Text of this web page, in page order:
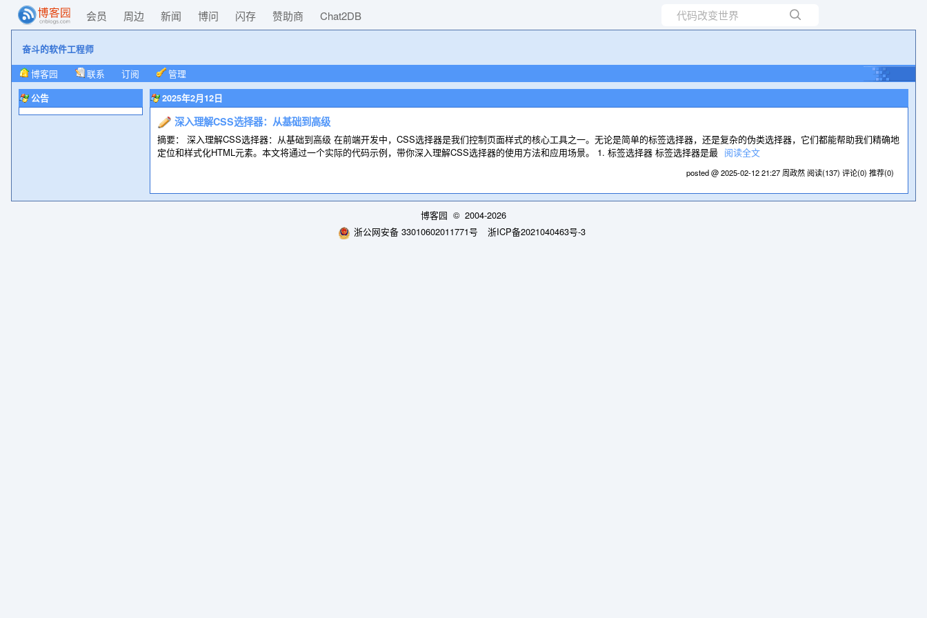
会员 周边 新闻 博问 闪存 赞助商 Chat2DB
奋斗的软件工程师
博客园 联系 订阅 管理
公告 2025年2月12日
深入理解CSS选择器：从基础到高级
摘要： 深入理解CSS选择器：从基础到高级 在前端开发中，CSS选择器是我们控制页面样式的核心工具之一。无论是简单的标签选择器，还是复杂的伪类选择器，它们都能帮助我们精确地
定位和样式化HTML元素。本文将通过一个实际的代码示例，带你深入理解CSS选择器的使用方法和应用场景。 1. 标签选择器 标签选择器是最 阅读全文
posted @ 2025-02-12 21:27 周政然 阅读(137) 评论(0) 推荐(0)
博客园 © 2004-2026
浙公网安备 33010602011771号
浙ICP备2021040463号-3